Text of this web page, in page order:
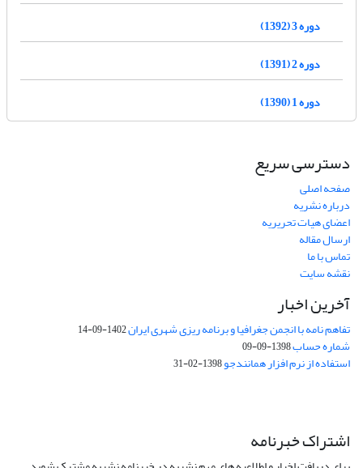
دوره 3 (1392)
دوره 2 (1391)
دوره 1 (1390)
دسترسی سریع
صفحه اصلی
درباره نشریه
اعضای هیات تحریریه
ارسال مقاله
تماس با ما
نقشه سایت
آخرین اخبار
تفاهم نامه با انجمن جغرافیا و برنامه ریزی شهری ایران1402-09-14
شماره حساب1398-09-09
استفاده از نرم افزار همانندجو1398-02-31
اشتراک خبرنامه